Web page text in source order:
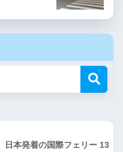
日本発着の国際フェリー 13